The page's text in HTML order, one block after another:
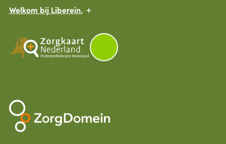
Welkom bij Liberein.